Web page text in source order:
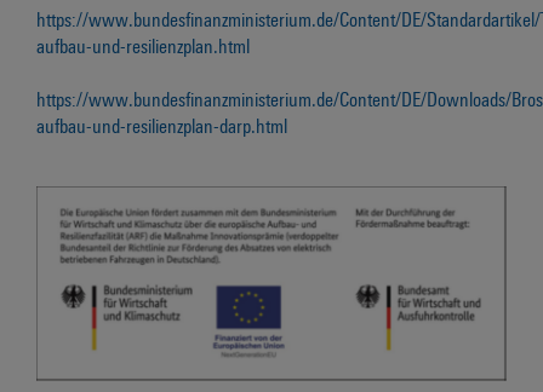
https://www.bundesfinanzministerium.de/Content/DE/
aufbau-und-resilienzplan.html
https://www.bundesfinanzministerium.de/Content/DE/Downloads/
aufbau-und-resilienzplan-darp.html